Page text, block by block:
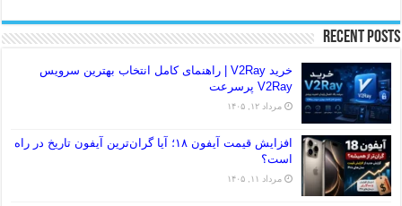
Recent Posts
خرید V2Ray | راهنمای کامل انتخاب بهترین سرویس
V2Ray پرسرعت
مرداد ۱۲, ۱۴۰۵
افزایش قیمت آیفون ۱۸؛ آیا گران‌ترین آیفون تاریخ در راه
است؟
مرداد ۱۱, ۱۴۰۵